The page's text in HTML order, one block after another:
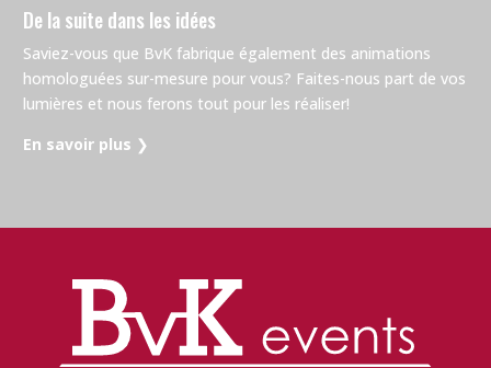
De la suite dans les idées
Saviez-vous que BvK fabrique également des animations
homologuées sur-mesure pour vous? Faites-nous part de vos
lumières et nous ferons tout pour les réaliser!
En savoir plus ❯